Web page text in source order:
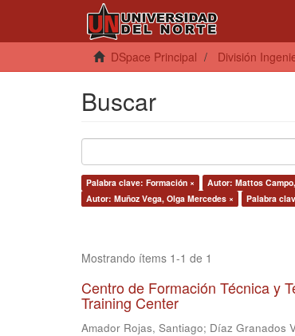
DSpace Principal División
Buscar
Palabra clave: Formación × Autor: Mattos
Autor: Muñoz Vega, Olga Mercedes ×
Palabra
Mostrando ítems 1-1 de 1
Centro de Formación Técnica y
Training Center
Amador Rojas, Santiago; Díaz Granados